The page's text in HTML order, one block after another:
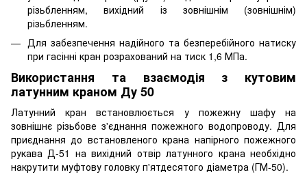
різьбленням, вихідний із зовнішнім (зовнішнім)
різьбленням.
Для забезпечення надійного та безперебійного натиску
при гасінні кран розрахований на тиск 1,6 МПа.
Використання та взаємодія з кутовим
латунним краном Ду 50
Латунний кран встановлюється у пожежну шафу на
зовнішнє різьбове з'єднання пожежного водопроводу. Для
приєднання до встановленого крана напірного пожежного
рукава Д-51 на вихідний отвір латунного крана необхідно
накрутити муфтову головку п'ятдесятого діаметра (ГМ-50).